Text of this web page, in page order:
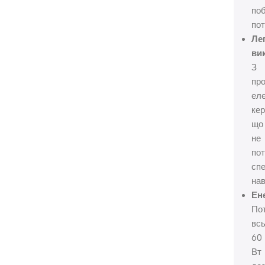
З
що
не
60
Вт